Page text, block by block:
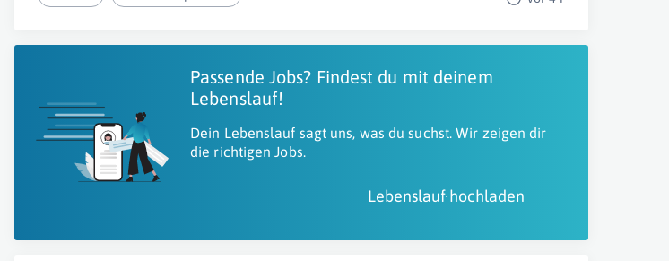
Passende Jobs? Findest du mit deinem
Lebenslauf!
Dein Lebenslauf sagt uns, was du suchst. Wir zeigen dir
die richtigen Jobs.
Lebenslauf hochladen